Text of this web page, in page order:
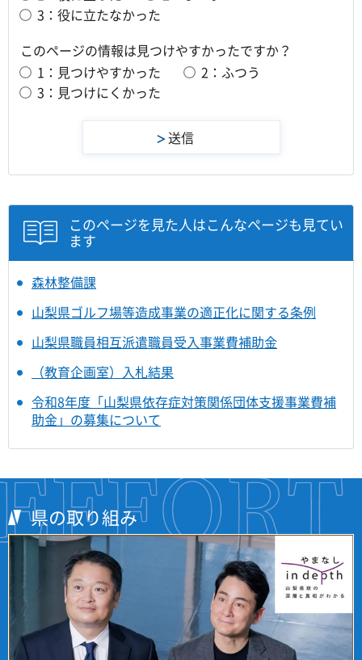
3：役に立たなかった
このページの情報は見つけやすかったですか？
1：見つけやすかった
2：ふつう
3：見つけにくかった
このページを見た人はこんなページも見てい
ます
森林整備課
山梨県ゴルフ場等造成事業の適正化に関する条例
山梨県職員相互派遣職員受入事業費補助金
（教育企画室）入札結果
令和8年度「山梨県依存症対策関係団体支援事業費補
助金」の募集について
県の取り組み